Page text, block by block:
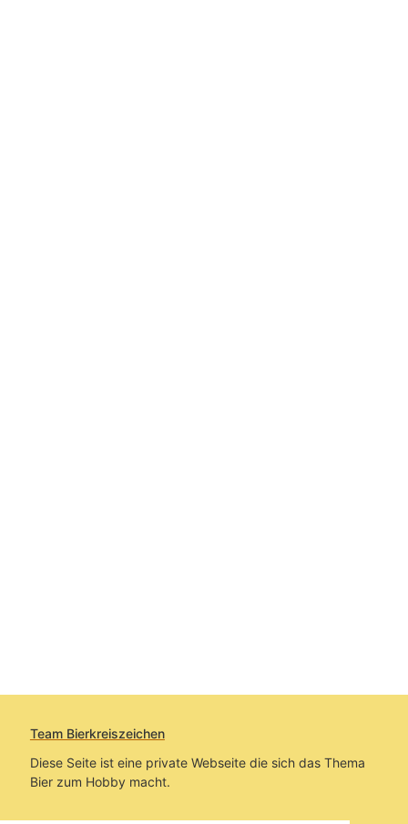
Team Bierkreiszeichen
Diese Seite ist eine private Webseite die sich das Thema
Bier zum Hobby macht.